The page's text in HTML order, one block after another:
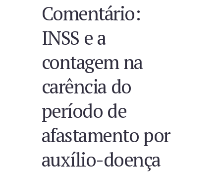
Comentário:
INSS e a
contagem na
carência do
período de
afastamento por
auxílio-doença